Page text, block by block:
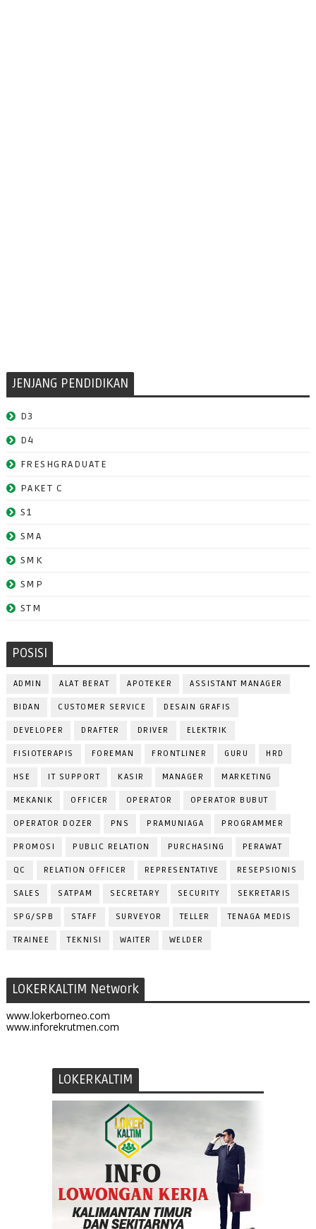
JENJANG PENDIDIKAN
D3
D4
FRESHGRADUATE
PAKET C
S1
SMA
SMK
SMP
STM
POSISI
ADMIN ALAT BERAT APOTEKER ASSISTANT MANAGER
BIDAN CUSTOMER SERVICE DESAIN GRAFIS
DEVELOPER DRAFTER DRIVER ELEKTRIK
FISIOTERAPIS FOREMAN FRONTLINER GURU HRD
HSE IT SUPPORT KASIR MANAGER MARKETING
MEKANIK OFFICER OPERATOR OPERATOR BUBUT
OPERATOR DOZER PNS PRAMUNIAGA PROGRAMMER
PROMOSI PUBLIC RELATION PURCHASING PERAWAT
QC RELATION OFFICER REPRESENTATIVE RESEPSIONIS
SALES SATPAM SECRETARY SECURITY SEKRETARIS
SPG/SPB STAFF SURVEYOR TELLER TENAGA MEDIS
TRAINEE TEKNISI WAITER WELDER
LOKERKALTIM Network
www.lokerborneo.com
www.inforekrutmen.com
LOKERKALTIM